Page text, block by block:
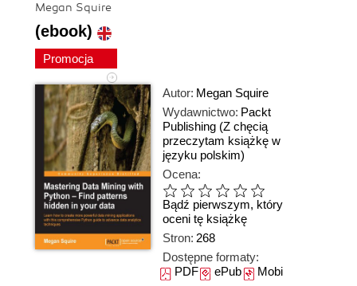
Megan Squire
(ebook)
Promocja
Autor: Megan Squire
Wydawnictwo: Packt
Publishing (Z chęcią
przeczytam książkę w
języku polskim)
Ocena:
Bądź pierwszym, który
oceni tę książkę
Stron: 268
Dostępne formaty:
PDFePubMobi